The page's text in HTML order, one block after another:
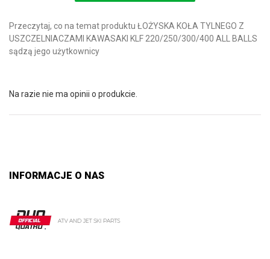
Przeczytaj, co na temat produktu ŁOŻYSKA KOŁA TYLNEGO Z
USZCZELNIACZAMI KAWASAKI KLF 220/250/300/400 ALL BALLS
sądzą jego użytkownicy
Na razie nie ma opinii o produkcie.
INFORMACJE O NAS